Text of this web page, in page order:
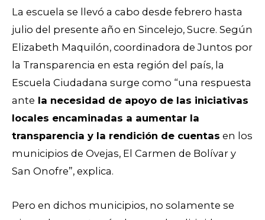
La escuela se llevó a cabo desde febrero hasta
julio del presente año en Sincelejo, Sucre. Según
Elizabeth Maquilón, coordinadora de Juntos por
la Transparencia en esta región del país, la
Escuela Ciudadana surge como “una respuesta
ante la necesidad de apoyo de las iniciativas
locales encaminadas a aumentar la
transparencia y la rendición de cuentas en los
municipios de Ovejas, El Carmen de Bolívar y
San Onofre”, explica.
Pero en dichos municipios, no solamente se